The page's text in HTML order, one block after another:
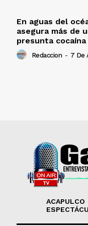
En aguas del
asegura más de
presunta cocaína
Redaccion - 7 De
ACAPULCO